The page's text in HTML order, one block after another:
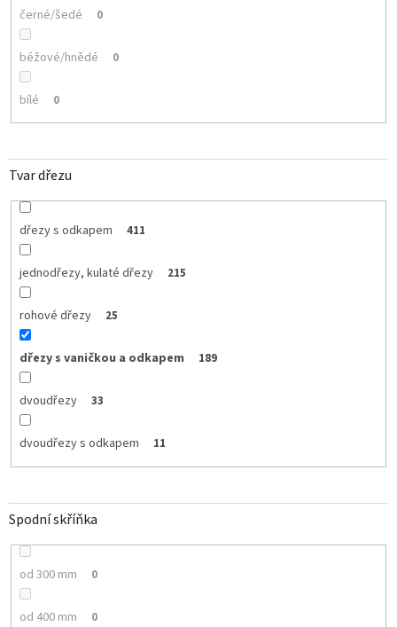
černé/šedé 0
béžové/hnědé 0
bílé 0
Tvar dřezu
dřezy s odkapem 411
jednodřezy, kulaté dřezy 215
rohové dřezy 25
dřezy s vaničkou a odkapem 189
dvoudřezy 33
dvoudřezy s odkapem 11
Spodní skříňka
od 300 mm 0
od 400 mm 0